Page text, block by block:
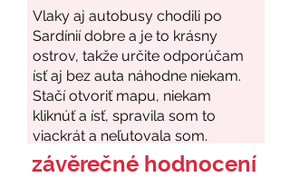
závěrečné hodnocení